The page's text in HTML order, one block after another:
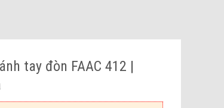
tay đòn FAAC 412 |